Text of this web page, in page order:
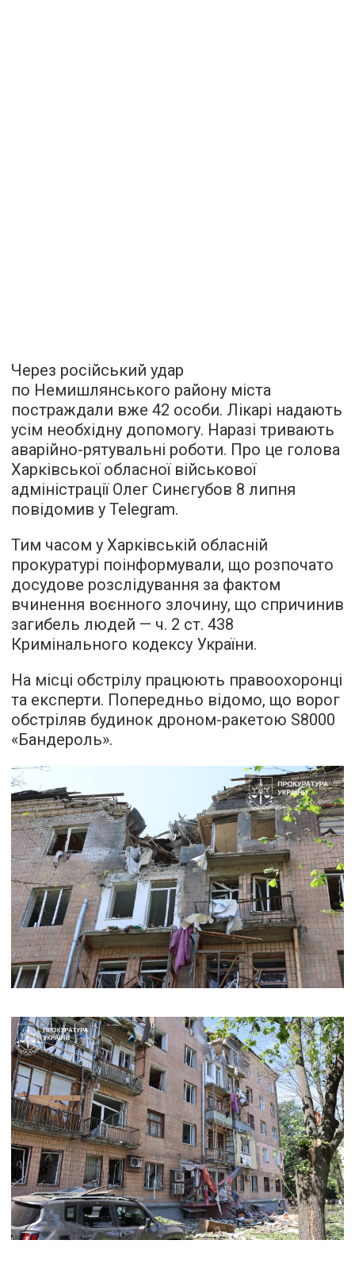
Через російський удар
по Немишлянського району міста
постраждали вже 42 особи. Лікарі надають
усім необхідну допомогу. Наразі тривають
аварійно-рятувальні роботи. Про це голова
Харківської обласної військової
адміністрації Олег Синєгубов 8 липня
повідомив у Telegram.
Тим часом у Харківській обласній
прокуратурі поінформували, що розпочато
досудове розслідування за фактом
вчинення воєнного злочину, що спричинив
загибель людей — ч. 2 ст. 438
Кримінального кодексу України.
На місці обстрілу працюють правоохоронці
та експерти. Попередньо відомо, що ворог
обстріляв будинок дроном-ракетою S8000
«Бандероль».